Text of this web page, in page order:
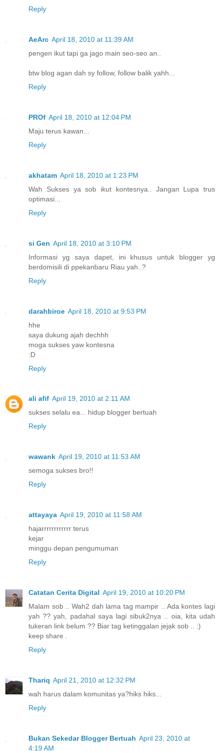
Reply
AeArc April 18, 2010 at 11:39 AM
pengen ikut tapi ga jago main seo-seo an..
btw blog agan dah sy follow, follow balik yahh...
Reply
PROf April 18, 2010 at 12:04 PM
Maju terus kawan...
Reply
akhatam April 18, 2010 at 1:23 PM
Wah Sukses ya sob ikut kontesnya.. Jangan Lupa trus
optimasi...
Reply
si Gen April 18, 2010 at 3:10 PM
Informasi yg saya dapet, ini khusus untuk blogger yg
berdomisili di ppekanbaru Riau yah..?
Reply
darahbiroe April 18, 2010 at 9:53 PM
hhe
saya dukung ajah dechhh
moga sukses yaw kontesna
:D
Reply
ali afif April 19, 2010 at 2:11 AM
sukses selalu ea... hidup blogger bertuah
Reply
wawank April 19, 2010 at 11:53 AM
semoga sukses bro!!
Reply
attayaya April 19, 2010 at 11:58 AM
hajarrrrrrrrrrrr terus
kejar
minggu depan pengumuman
Reply
Catatan Cerita Digital April 19, 2010 at 10:20 PM
Malam sob .. Wah2 dah lama tag mampir .. Ada kontes lagi
yah ?? yah, padahal saya lagi sibuk2nya .. oia, kita udah
tukeran link belum ?? Biar tag ketinggalan jejak sob .. :)
keep share .
Reply
Thariq April 21, 2010 at 12:32 PM
wah harus dalam komunitas ya?hiks hiks...
Reply
Bukan Sekedar Blogger Bertuah April 23, 2010 at
4:19 AM